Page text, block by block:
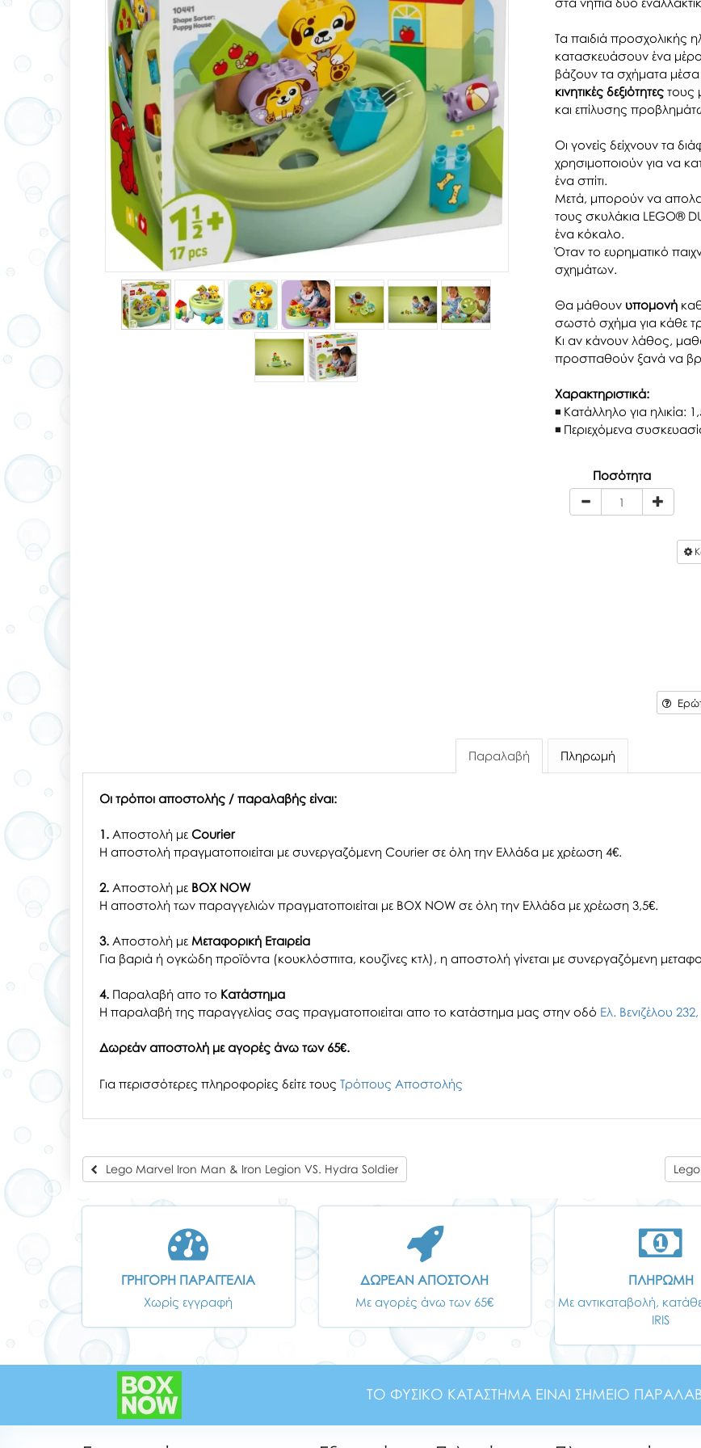
Τα παιδιά προσχολικής
κατασκευάσουν ένα
βάζουν τα σχήματα μέσα
κινητικές δεξιότητες τους
και επίλυσης
Οι γονείς δείχνουν τα
χρησιμοποιούν για να
ένα σπίτι.
Μετά, μπορούν να
τους σκυλάκια LEGO®
ένα κόκαλο.
Όταν το ευρηματικό
σχημάτων.
Θα μάθουν υπομονή
σωστό σχήμα για κάθε
Κι αν κάνουν λάθος,
προσπαθούν ξανά να
Χαρακτηριστικά:
Κατάλληλο για ηλικία:
Περιεχόμενα
Ποσότητα
Παραλαβή Πληρωμή
Οι τρόποι αποστολής / παραλαβής είναι:
1. Αποστολή με Courier
Η αποστολή πραγματοποιείται με συνεργαζόμενη Courier σε όλη την Ελλάδα με χρέωση 4€.
2. Αποστολή με BOX NOW
Η αποστολή των παραγγελιών πραγματοποιείται με BOX NOW σε όλη την Ελλάδα με χρέωση 3,5€.
3. Αποστολή με Μεταφορική Εταιρεία
Για βαριά ή ογκώδη προϊόντα (κουκλόσπιτα, κουζίνες κτλ), η αποστολή γίνεται με συνεργαζόμενη
4. Παραλαβή απο το Κατάστημα
H παραλαβή της παραγγελίας σας πραγματοποιείται απο το κατάστημα μας στην οδό Ελ. Βενιζέλου
Δωρεάν αποστολή με αγορές άνω των 65€.
Για περισσότερες πληροφορίες δείτε τους Τρόπους Αποστολής
Lego Marvel Iron Man & Iron Legion VS. Hydra Soldier
ΓΡΗΓΟΡΗ ΠΑΡΑΓΓΕΛΙΑ
Χωρίς εγγραφή
ΔΩΡΕΑΝ ΑΠΟΣΤΟΛΗ
Με αγορές άνω των 65€
ΠΛΗΡΩΜΗ
Με αντικαταβολή,
IRIS
ΤΟ ΦΥΣΙΚΟ ΚΑΤΑΣΤΗΜΑ ΕΙΝΑΙ ΣΗΜΕΙΟ